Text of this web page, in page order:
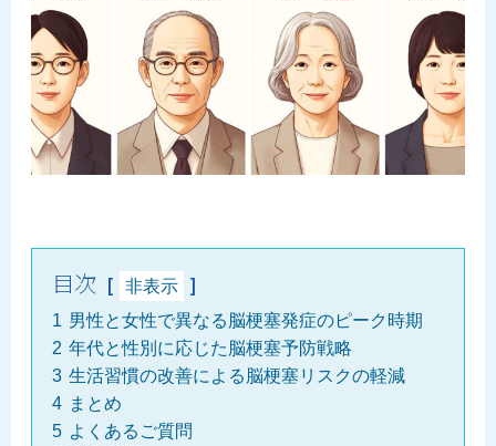
目次
非表示
1 男性と女性で異なる脳梗塞発症のピーク時期
2 年代と性別に応じた脳梗塞予防戦略
3 生活習慣の改善による脳梗塞リスクの軽減
4 まとめ
5 よくあるご質問